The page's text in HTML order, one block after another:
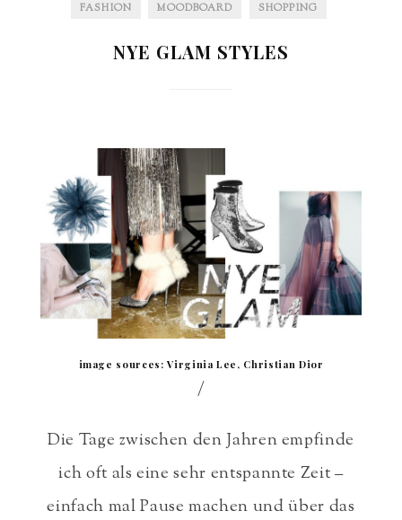
FASHION MOODBOARD SHOPPING
NYE GLAM STYLES
image sources: Virginia Lee, Christian Dior
/
Die Tage zwischen den Jahren empfinde
ich oft als eine sehr entspannte Zeit –
einfach mal Pause machen und über das